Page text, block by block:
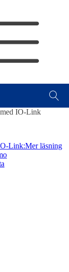
Kulskruvar
IO-Link
Link:Mer läsning